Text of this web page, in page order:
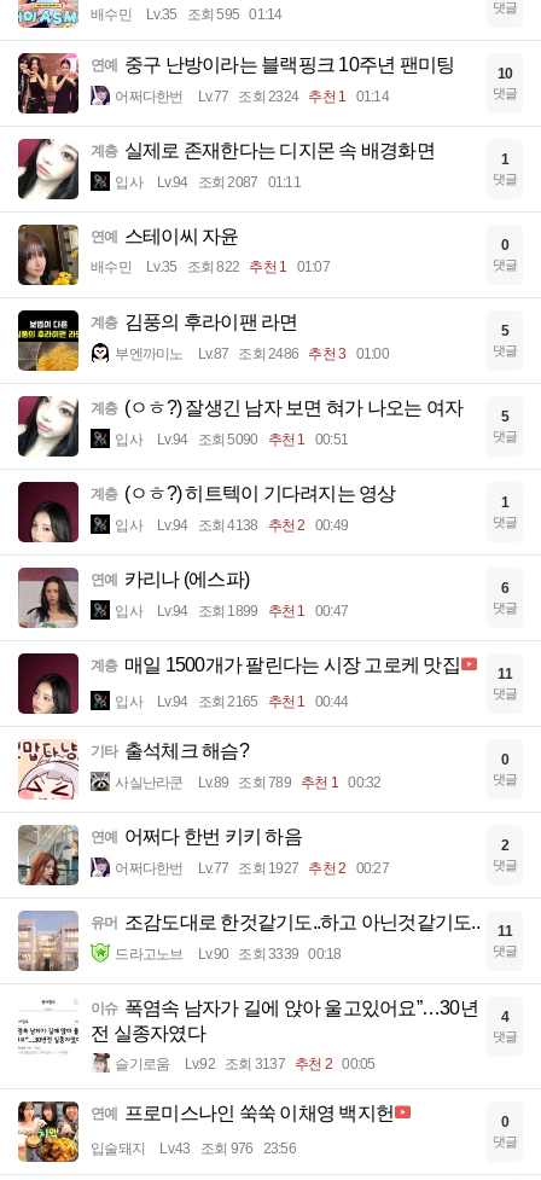
배수민 Lv.35 조회 595 01:14 댓글
연예 중구 난방이라는 블랙핑크 10주년 팬미팅
어쩌다한번 Lv.77 조회 2324 추천 1 01:14
10
댓글
계층 실제로 존재한다는 디지몬 속 배경화면
입사 Lv.94 조회 2087 01:11
1
댓글
연예 스테이씨 자윤
배수민 Lv.35 조회 822 추천 1 01:07
0
댓글
계층 김풍의 후라이팬 라면
부엔까미노 Lv.87 조회 2486 추천 3 01:00
5
댓글
계층 (ㅇㅎ?) 잘생긴 남자 보면 혀가 나오는 여자
입사 Lv.94 조회 5090 추천 1 00:51
5
댓글
계층 (ㅇㅎ?) 히트텍이 기다려지는 영상
입사 Lv.94 조회 4138 추천 2 00:49
1
댓글
연예 카리나 (에스파)
입사 Lv.94 조회 1899 추천 1 00:47
6
댓글
계층 매일 1500개가 팔린다는 시장 고로케 맛집
입사 Lv.94 조회 2165 추천 1 00:44
11
댓글
기타 출석체크 해슴?
사실난라쿤 Lv.89 조회 789 추천 1 00:32
0
댓글
연예 어쩌다 한번 키키 하음
어쩌다한번 Lv.77 조회 1927 추천 2 00:27
2
댓글
유머 조감도대로 한것같기도..하고 아닌것같기도..
드라고노브 Lv.90 조회 3339 00:18
11
댓글
이슈 폭염속 남자가 길에 앉아 울고있어요”…30년
전 실종자였다
슬기로움 Lv.92 조회 3137 추천 2 00:05
4
댓글
연예 프로미스나인 쑥쑥 이채영 백지헌
입술돼지 Lv.43 조회 976 23:56
0
댓글